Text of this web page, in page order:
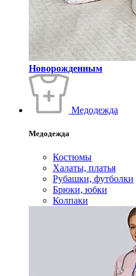
Новорожденным
Медодежда
Медодежда
Костюмы
Халаты, платья
Рубашки, футболки
Брюки, юбки
Колпаки